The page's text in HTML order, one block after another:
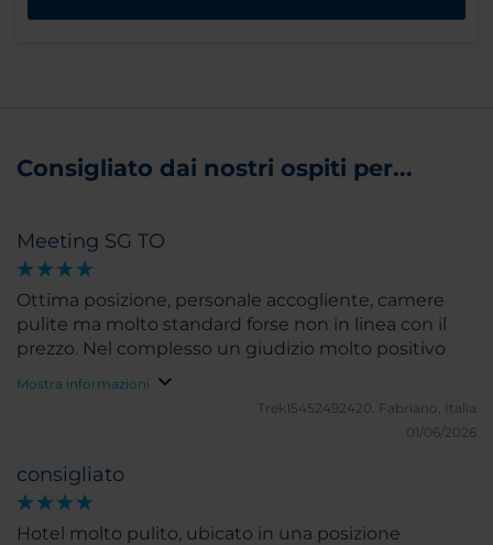
Consigliato dai nostri ospiti per...
Meeting SG TO
Ottima posizione, personale accogliente, camere
pulite ma molto standard forse non in linea con il
prezzo. Nel complesso un giudizio molto positivo
Mostra informazioni
Trek15452492420.
Fabriano, Italia
01/06/2026
consigliato
Hotel molto pulito, ubicato in una posizione